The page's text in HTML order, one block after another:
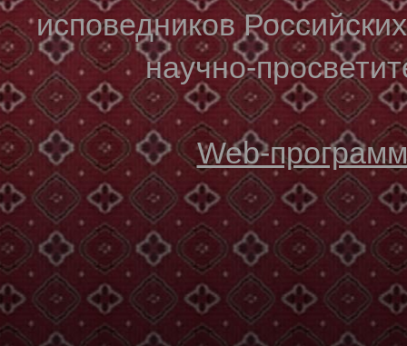
исповедников
научно-
Web-